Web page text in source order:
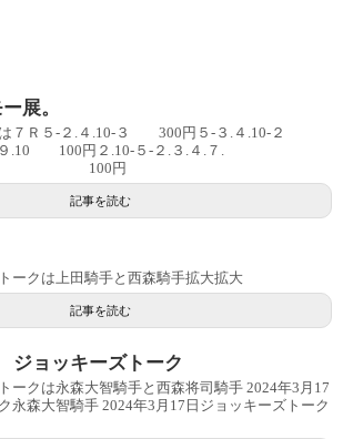
展。
は７Ｒ５‐２.４.10‐３ 300円５‐３.４.10‐２
.10 100円２.10‐５‐２.３.４.７.
円
記事を読む
ークは上田騎手と西森騎手拡大拡大
記事を読む
ジョッキーズトーク
ークは永森大智騎手と西森将司騎手 2024年3月17
永森大智騎手 2024年3月17日ジョッキーズトーク